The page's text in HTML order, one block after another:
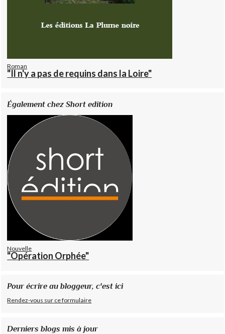
Roman
"Il n'y a pas de requins dans la Loire"
Également chez Short edition
Nouvelle
"Opération Orphée"
Pour écrire au bloggeur, c'est ici
Rendez-vous sur ce formulaire
Derniers blogs mis à jour